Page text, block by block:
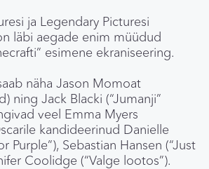
ja Legendary Picturesi
läbi aegade enim müüdud
esimene ekraniseering.
näha Jason Momoat
ning Jack Blacki (“Jumanji”
veel Emma Myers
kandideerinud Danielle
Purple”), Sebastian Hansen (“Just
Coolidge (“Valge lootos”).